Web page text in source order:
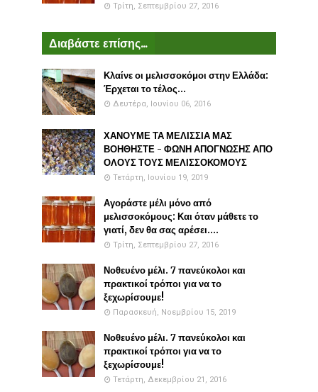
Τρίτη, Σεπτεμβρίου 27, 2016
Διαβάστε επίσης...
Κλαίνε οι μελισσοκόμοι στην Ελλάδα:
Έρχεται το τέλος...
Δευτέρα, Ιουνίου 06, 2016
ΧΑΝΟΥΜΕ ΤΑ ΜΕΛΙΣΣΙΑ ΜΑΣ
ΒΟΗΘΗΣΤΕ - ΦΩΝΗ ΑΠΟΓΝΩΣΗΣ ΑΠΟ
ΟΛΟΥΣ ΤΟΥΣ ΜΕΛΙΣΣΟΚΟΜΟΥΣ
Τετάρτη, Ιουνίου 19, 2019
Αγοράστε μέλι μόνο από
μελισσοκόμους: Και όταν μάθετε το
γιατί, δεν θα σας αρέσει....
Τρίτη, Σεπτεμβρίου 27, 2016
Νοθευένο μέλι. 7 πανεύκολοι και
πρακτικοί τρόποι για να το
ξεχωρίσουμε!
Παρασκευή, Νοεμβρίου 15, 2019
Νοθευένο μέλι. 7 πανεύκολοι και
πρακτικοί τρόποι για να το
ξεχωρίσουμε!
Τετάρτη, Δεκεμβρίου 21, 2016